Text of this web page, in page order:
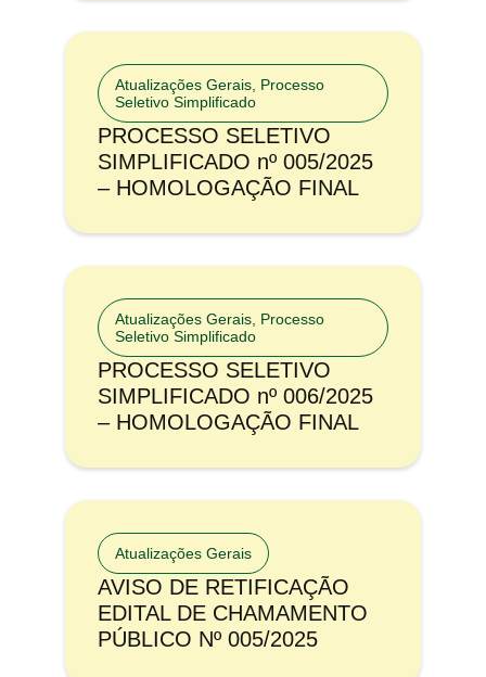
Atualizações Gerais Processo
Seletivo Simplificado
PROCESSO SELETIVO
SIMPLIFICADO nº 005/2025
– HOMOLOGAÇÃO FINAL
Atualizações Gerais Processo
Seletivo Simplificado
PROCESSO SELETIVO
SIMPLIFICADO nº 006/2025
– HOMOLOGAÇÃO FINAL
Atualizações Gerais
AVISO DE RETIFICAÇÃO
EDITAL DE CHAMAMENTO
PÚBLICO Nº 005/2025